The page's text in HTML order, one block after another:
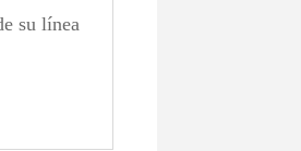
su línea